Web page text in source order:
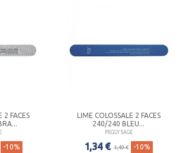
2 FACES
-10%
LIME COLOSSALE 2 FACES
240/240 BLEU...
PEGGY SAGE
1,34 € 1,49 € -10%